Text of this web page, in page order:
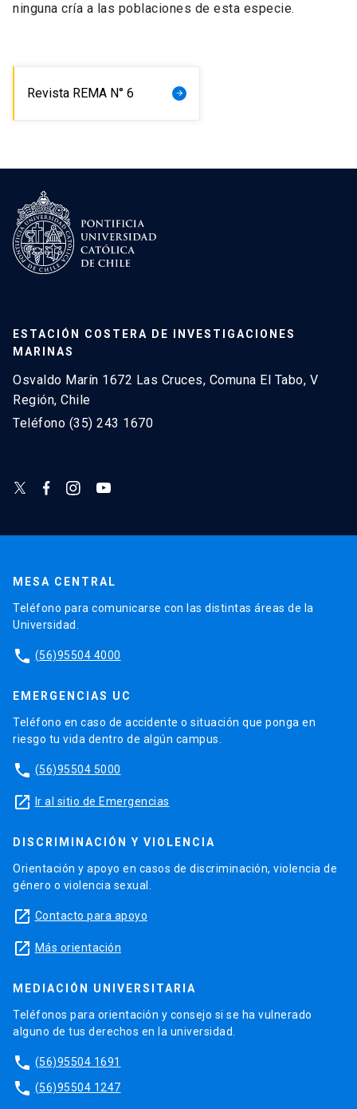
ninguna cría a las poblaciones de esta especie.
Revista REMA N° 6 arrow_forward
ESTACIÓN COSTERA DE INVESTIGACIONES
MARINAS
Osvaldo Marín 1672 Las Cruces, Comuna El Tabo, V
Región, Chile
Teléfono (35) 243 1670
MESA CENTRAL
Teléfono para comunicarse con las distintas áreas de la
Universidad.
phone (56)95504 4000
EMERGENCIAS UC
Teléfono en caso de accidente o situación que ponga en
riesgo tu vida dentro de algún campus.
phone (56)95504 5000
launch Ir al sitio de Emergencias
DISCRIMINACIÓN Y VIOLENCIA
Orientación y apoyo en casos de discriminación, violencia de
género o violencia sexual.
launch Contacto para apoyo
launch Más orientación
MEDIACIÓN UNIVERSITARIA
Teléfonos para orientación y consejo si se ha vulnerado
alguno de tus derechos en la universidad.
phone (56)95504 1691
phone (56)95504 1247